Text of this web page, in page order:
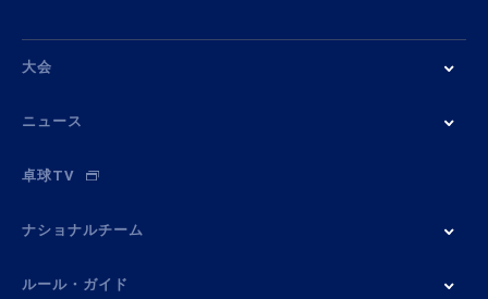
大会
ニュース
卓球TV
ナショナルチーム
ルール・ガイド